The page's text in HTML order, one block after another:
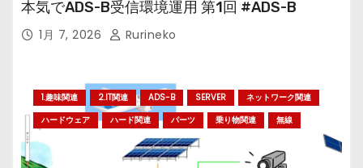
本気でADS-B受信環境運用 第1回 #ADS-B
1月 7, 2026 Rurineko
1.趣味関連 2.IT関連 ADS-B SERVER
ネットワーク関連
ハードウェア
ハード関連 パーツ 乗り物関連 無線